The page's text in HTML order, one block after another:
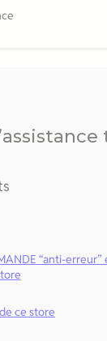
“anti-erreur”
ce store